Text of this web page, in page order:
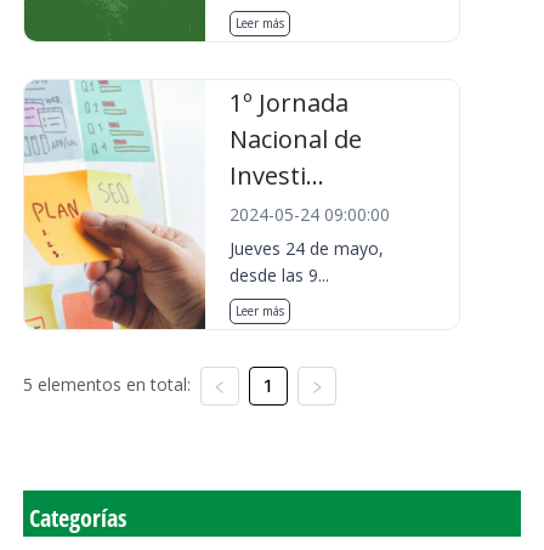
Leer más
1º Jornada
Nacional de
Investi...
2024-05-24 09:00:00
Jueves 24 de mayo,
desde las 9...
Leer más
5 elementos en total: 1
Categorías